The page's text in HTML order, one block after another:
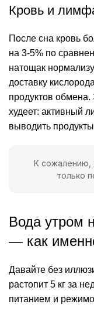
Кровь и
После сна кровь
на 3-5% по
натощак
доставку
продуктов
худеет: активный
выводить
К сожалению,
только
Вода утром
— как
Давайте без
растопит 5 кг за
питанием и